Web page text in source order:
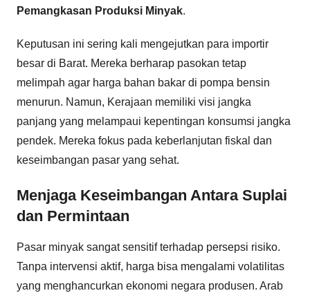
Pemangkasan Produksi Minyak.
Keputusan ini sering kali mengejutkan para importir
besar di Barat. Mereka berharap pasokan tetap
melimpah agar harga bahan bakar di pompa bensin
menurun. Namun, Kerajaan memiliki visi jangka
panjang yang melampaui kepentingan konsumsi jangka
pendek. Mereka fokus pada keberlanjutan fiskal dan
keseimbangan pasar yang sehat.
Menjaga Keseimbangan Antara Suplai
dan Permintaan
Pasar minyak sangat sensitif terhadap persepsi risiko.
Tanpa intervensi aktif, harga bisa mengalami volatilitas
yang menghancurkan ekonomi negara produsen. Arab